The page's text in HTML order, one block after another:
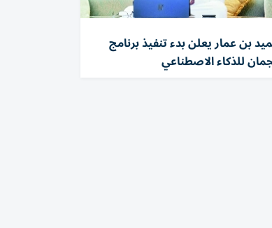
بن عمار يعلن بدء تنفيذ برنامج
للذكاء الاصطناعي